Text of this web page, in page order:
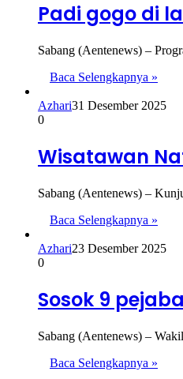
Padi gogo di
Sabang (Aentenews) –
Baca Selengkapnya »
Azhari31 Desember 2025
0
Wisatawan
Sabang (Aentenews) –
Baca Selengkapnya »
Azhari23 Desember 2025
0
Sosok 9
Sabang (Aentenews) –
Baca Selengkapnya »